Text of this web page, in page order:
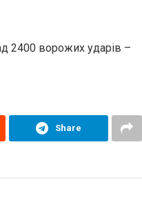
2400 ворожих ударів –
Share